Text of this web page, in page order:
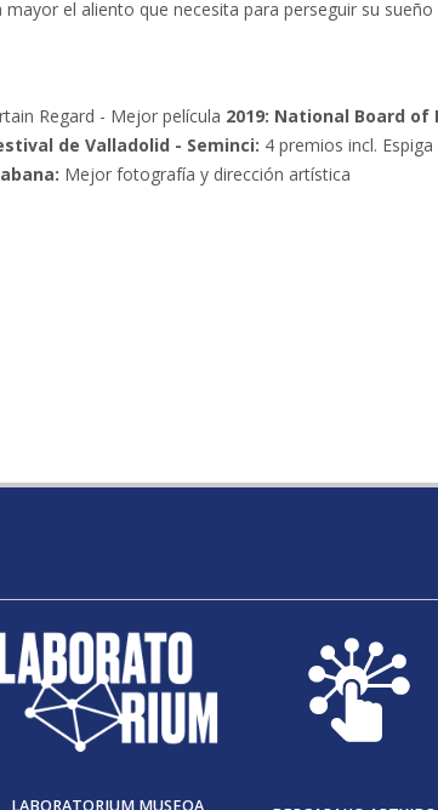
el aliento que necesita para perseguir su
Regard - Mejor película 2019: National Board of
de Valladolid - Seminci: 4 premios incl.
Mejor fotografía y dirección artística
LABORATORIUM MUSEOA